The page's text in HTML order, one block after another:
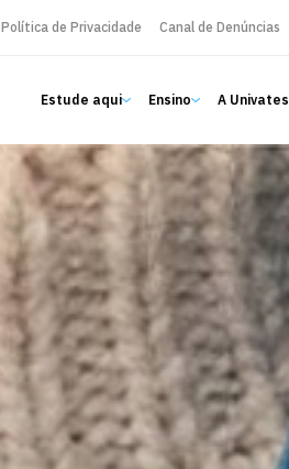
Política de Privacidade Canal de Denúncias
Estude aqui Ensino A Univates